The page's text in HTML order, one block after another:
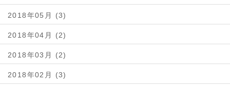
2018年05月 (3)
2018年04月 (2)
2018年03月 (2)
2018年02月 (3)